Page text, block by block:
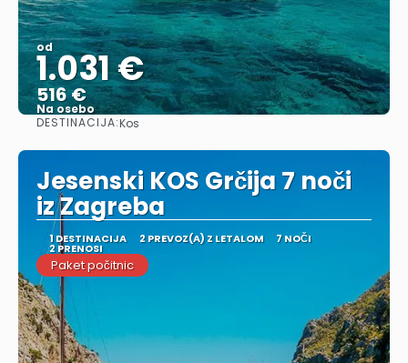
od
1.031 €
516 €
Na osebo
DESTINACIJA:Kos
Jesenski KOS Grčija 7 noči
iz Zagreba
1 DESTINACIJA 2 PREVOZ(A) Z LETALOM 7 NOČI
2 PRENOSI
Paket počitnic